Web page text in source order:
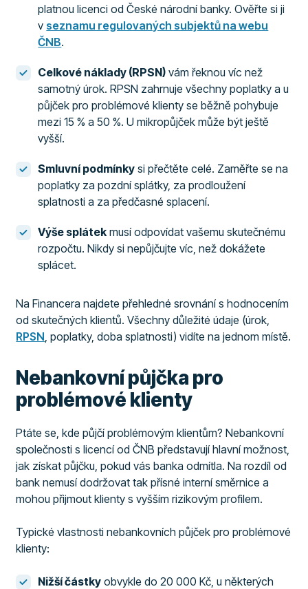
platnou licenci od České národní banky. Ověřte si ji
v seznamu regulovaných subjektů na webu
ČNB.
Celkové náklady (RPSN) vám řeknou víc než
samotný úrok. RPSN zahrnuje všechny poplatky a u
půjček pro problémové klienty se běžně pohybuje
mezi 15 % a 50 %. U mikropůjček může být ještě
vyšší.
Smluvní podmínky si přečtěte celé. Zaměřte se na
poplatky za pozdní splátky, za prodloužení
splatnosti a za předčasné splacení.
Výše splátek musí odpovídat vašemu skutečnému
rozpočtu. Nikdy si nepůjčujte víc, než dokážete
splácet.
Na Financera najdete přehledné srovnání s hodnocením
od skutečných klientů. Všechny důležité údaje (úrok,
RPSN , poplatky, doba splatnosti) vidíte na jednom místě.
Nebankovní půjčka pro
problémové klienty
Ptáte se, kde půjčí problémovým klientům? Nebankovní
společnosti s licencí od ČNB představují hlavní možnost,
jak získat půjčku, pokud vás banka odmítla. Na rozdíl od
bank nemusí dodržovat tak přísné interní směrnice a
mohou přijmout klienty s vyšším rizikovým profilem.
Typické vlastnosti nebankovních půjček pro problémové
klienty:
Nižší částky obvykle do 20 000 Kč, u některých